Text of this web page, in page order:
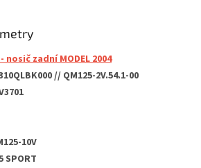
nosič zadní MODEL 2004
// QM125-2V.54.1-00
10V
SPORT